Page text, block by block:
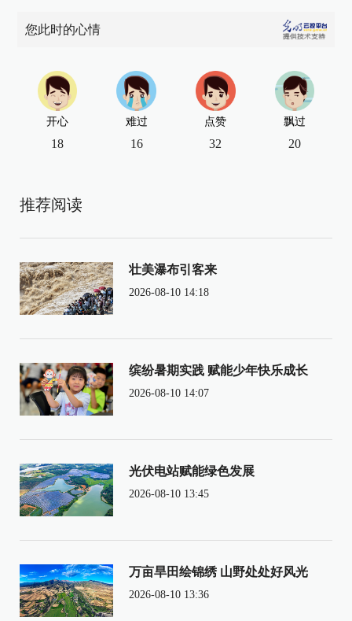
您此时的心情
开心
18
难过
16
点赞
32
飘过
20
推荐阅读
壮美瀑布引客来
2026-08-10 14:18
缤纷暑期实践 赋能少年快乐成长
2026-08-10 14:07
光伏电站赋能绿色发展
2026-08-10 13:45
万亩旱田绘锦绣 山野处处好风光
2026-08-10 13:36